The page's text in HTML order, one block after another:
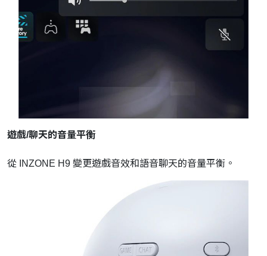
遊戲/聊天的音量平衡
從 INZONE H9 變更遊戲音效和語音聊天的音量平衡。